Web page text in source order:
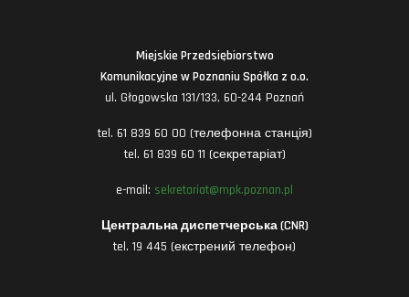
Miejskie Przedsiębiorstwo
Komunikacyjne w Poznaniu Spółka z o.o.
ul. Głogowska 131/133, 60-244 Poznań
tel. 61 839 60 00 (телефонна станція)
tel. 61 839 60 11 (секретаріат)
e-mail: sekretariat@mpk.poznan.pl
Центральна диспетчерська (CNR)
tel. 19 445 (екстрений телефон)